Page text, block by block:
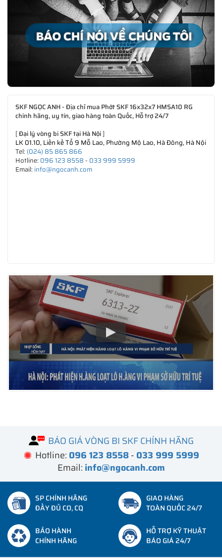
SKF NGỌC ANH - Địa chỉ mua Phớt SKF 16x32x7 HMSA10 RG
chính hãng, uy tín, giao hàng toàn Quốc, Hỗ trợ 24/7
[Đại lý vòng bi SKF tại Hà Nội]
LK 01.10, Liền kề Tổ 9 Mỗ Lao, Phường Mộ Lao, Hà Đông, Hà Nội
Tel: (024) 85 865 866
Hotline: 096 123 8558- 033 999 5999
Email: info@ngocanh.com
BÁO GIÁ VÒNG BI SKF CHÍNH HÃNG
Hotline: 096 123 8558- 033 999 5999
Email: info@ngocanh.com
SP CHÍNH HÃNG
ĐẦY ĐỦ CO, CQ
GIAO HÀNG
TOÀN QUỐC 24/7
BẢO HÀNH
CHÍNH HÃNG
HỖ TRỢ KỸ THUẬT
BÁO GIÁ 24/7